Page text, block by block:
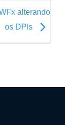
alterando
os DPIs